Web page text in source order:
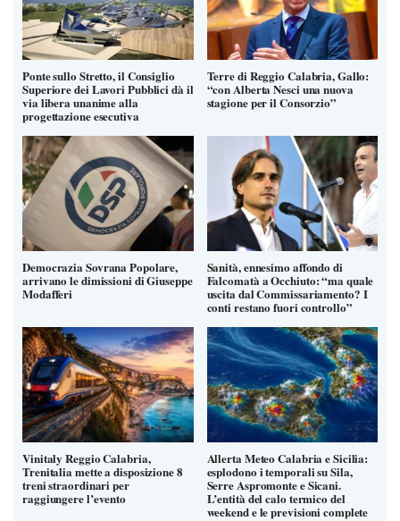
Ponte sullo Stretto, il Consiglio
Superiore dei Lavori Pubblici dà il
via libera unanime alla
progettazione esecutiva
Terre di Reggio Calabria, Gallo:
“con Alberta Nesci una nuova
stagione per il Consorzio”
Democrazia Sovrana Popolare,
arrivano le dimissioni di Giuseppe
Modafferi
Sanità, ennesimo affondo di
Falcomatà a Occhiuto: “ma quale
uscita dal Commissariamento? I
conti restano fuori controllo”
Vinitaly Reggio Calabria,
Trenitalia mette a disposizione 8
treni straordinari per
raggiungere l’evento
Allerta Meteo Calabria e Sicilia:
esplodono i temporali su Sila,
Serre Aspromonte e Sicani.
L’entità del calo termico del
weekend e le previsioni complete